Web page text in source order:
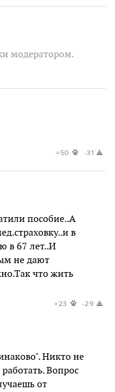
модератором.
+50 -31
пособие..А
в
в 67 лет..И
не дают
что жить
+23 -29
Никто не
Вопрос
от